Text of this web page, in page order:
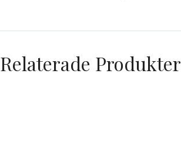
Relaterade Produkter